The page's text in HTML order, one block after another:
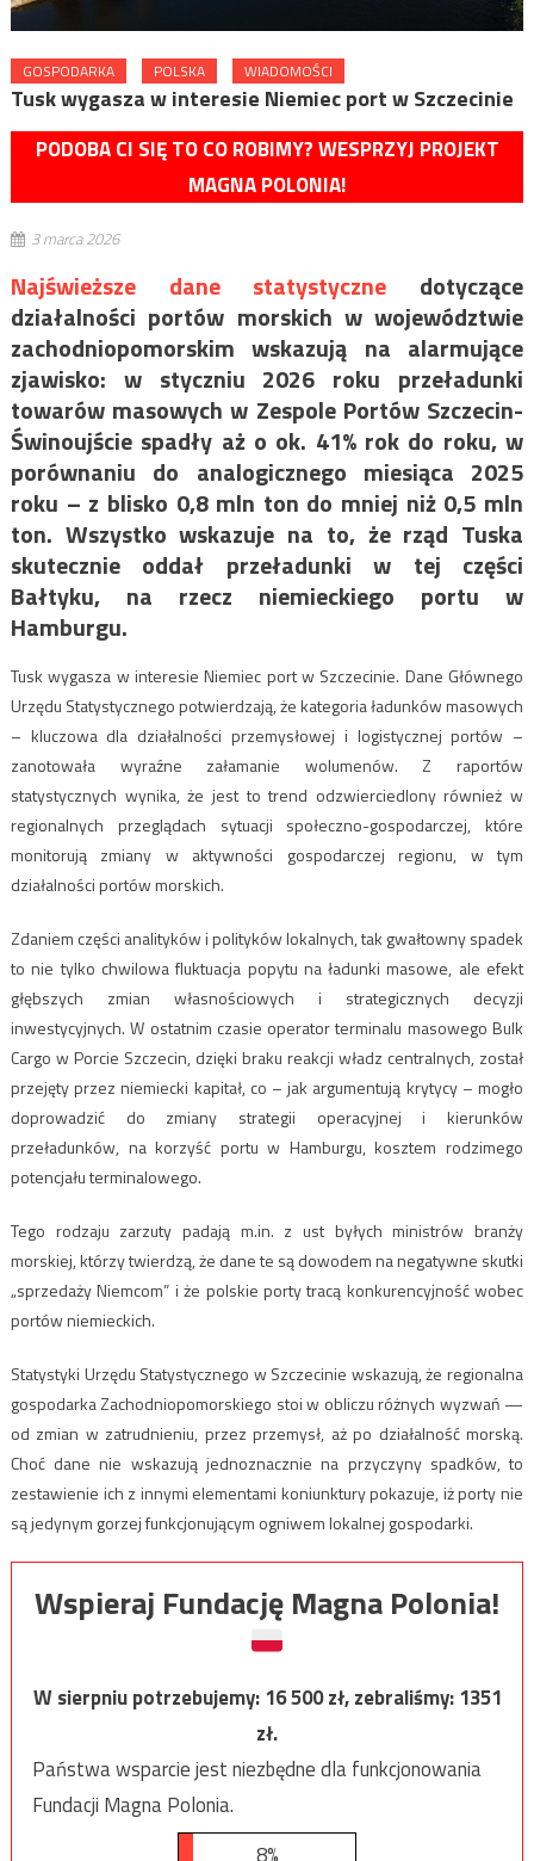
GOSPODARKA POLSKA WIADOMOŚCI
Tusk wygasza w interesie Niemiec port w Szczecinie
PODOBA CI SIĘ TO CO ROBIMY? WESPRZYJ PROJEKT
MAGNA POLONIA!
3 marca 2026
Najświeższe dane statystyczne dotyczące
działalności portów morskich w województwie
zachodniopomorskim wskazują na alarmujące
zjawisko: w styczniu 2026 roku przeładunki
towarów masowych w Zespole Portów Szczecin-
Świnoujście spadły aż o ok. 41% rok do roku, w
porównaniu do analogicznego miesiąca 2025
roku – z blisko 0,8 mln ton do mniej niż 0,5 mln
ton. Wszystko wskazuje na to, że rząd Tuska
skutecznie oddał przeładunki w tej części
Bałtyku, na rzecz niemieckiego portu w
Hamburgu.
Tusk wygasza w interesie Niemiec port w Szczecinie. Dane Głównego
Urzędu Statystycznego potwierdzają, że kategoria ładunków masowych
– kluczowa dla działalności przemysłowej i logistycznej portów –
zanotowała wyraźne załamanie wolumenów. Z raportów
statystycznych wynika, że jest to trend odzwierciedlony również w
regionalnych przeglądach sytuacji społeczno-gospodarczej, które
monitorują zmiany w aktywności gospodarczej regionu, w tym
działalności portów morskich.
Zdaniem części analityków i polityków lokalnych, tak gwałtowny spadek
to nie tylko chwilowa fluktuacja popytu na ładunki masowe, ale efekt
głębszych zmian własnościowych i strategicznych decyzji
inwestycyjnych. W ostatnim czasie operator terminalu masowego Bulk
Cargo w Porcie Szczecin, dzięki braku reakcji władz centralnych, został
przejęty przez niemiecki kapitał, co – jak argumentują krytycy – mogło
doprowadzić do zmiany strategii operacyjnej i kierunków
przeładunków, na korzyść portu w Hamburgu, kosztem rodzimego
potencjału terminalowego.
Tego rodzaju zarzuty padają m.in. z ust byłych ministrów branży
morskiej, którzy twierdzą, że dane te są dowodem na negatywne skutki
„sprzedaży Niemcom” i że polskie porty tracą konkurencyjność wobec
portów niemieckich.
Statystyki Urzędu Statystycznego w Szczecinie wskazują, że regionalna
gospodarka Zachodniopomorskiego stoi w obliczu różnych wyzwań —
od zmian w zatrudnieniu, przez przemysł, aż po działalność morską.
Choć dane nie wskazują jednoznacznie na przyczyny spadków, to
zestawienie ich z innymi elementami koniunktury pokazuje, iż porty nie
są jedynym gorzej funkcjonującym ogniwem lokalnej gospodarki.
Wspieraj Fundację Magna Polonia!
W sierpniu potrzebujemy:16 500zł, zebraliśmy:1351
zł.
Państwa wsparcie jest niezbędne dla funkcjonowania
Fundacji Magna Polonia.